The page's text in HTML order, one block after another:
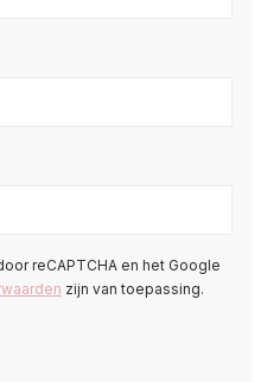
reCAPTCHA en het Google
zijn van toepassing.